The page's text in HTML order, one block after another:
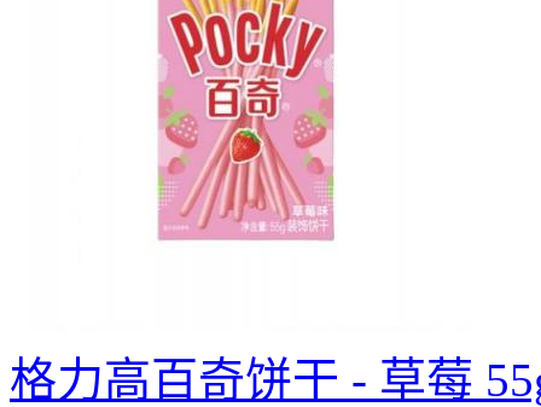
格力高百奇饼干 - 草莓